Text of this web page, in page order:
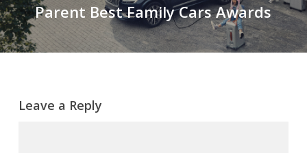
Parent Best Family Cars Awards
Leave a Reply